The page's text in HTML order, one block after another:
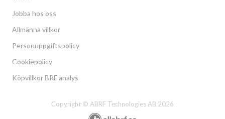
Jobba hos oss
Allmänna villkor
Personuppgiftspolicy
Cookiepolicy
Köpvillkor BRF analys
Copyright © ABRF Technologies AB 2026